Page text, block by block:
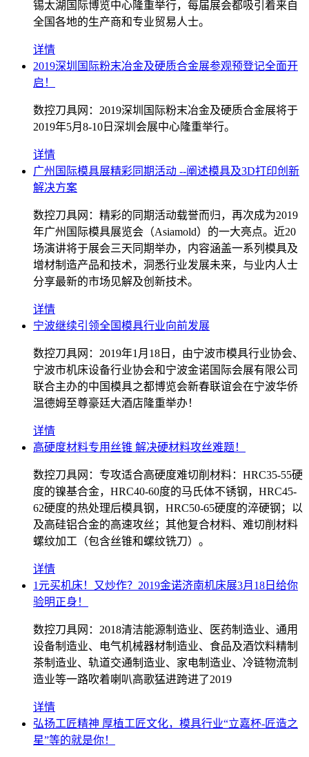
锡太湖国际博览中心隆重举行，每届展会都吸引着来自
全国各地的生产商和专业贸易人士。
详情
2019深圳国际粉末冶金及硬质合金展参观预登记全面开
启！
数控刀具网：2019深圳国际粉末冶金及硬质合金展将于
2019年5月8-10日深圳会展中心隆重举行。
详情
广州国际模具展精彩同期活动 --阐述模具及3D打印创新
解决方案
数控刀具网：精彩的同期活动载誉而归，再次成为2019
年广州国际模具展览会（Asiamold）的一大亮点。近20
场演讲将于展会三天同期举办，内容涵盖一系列模具及
增材制造产品和技术，洞悉行业发展未来，与业内人士
分享最新的市场见解及创新技术。
详情
宁波继续引领全国模具行业向前发展
数控刀具网：2019年1月18日，由宁波市模具行业协会、
宁波市机床设备行业协会和宁波金诺国际会展有限公司
联合主办的中国模具之都博览会新春联谊会在宁波华侨
温德姆至尊豪廷大酒店隆重举办！
详情
高硬度材料专用丝锥 解决硬材料攻丝难题！
数控刀具网：专攻适合高硬度难切削材料：HRC35-55硬
度的镍基合金，HRC40-60度的马氏体不锈钢，HRC45-
62硬度的热处理后模具钢，HRC50-65硬度的淬硬钢；以
及高硅铝合金的高速攻丝；其他复合材料、难切削材料
螺纹加工（包含丝锥和螺纹铣刀）。
详情
1元买机床！又炒作？2019金诺济南机床展3月18日给你
验明正身！
数控刀具网：2018清洁能源制造业、医药制造业、通用
设备制造业、电气机械器材制造业、食品及酒饮料精制
茶制造业、轨道交通制造业、家电制造业、冷链物流制
造业等一路吹着喇叭高歌猛进跨进了2019
详情
弘扬工匠精神 厚植工匠文化，模具行业“立嘉杯-匠造之
星”等的就是你！